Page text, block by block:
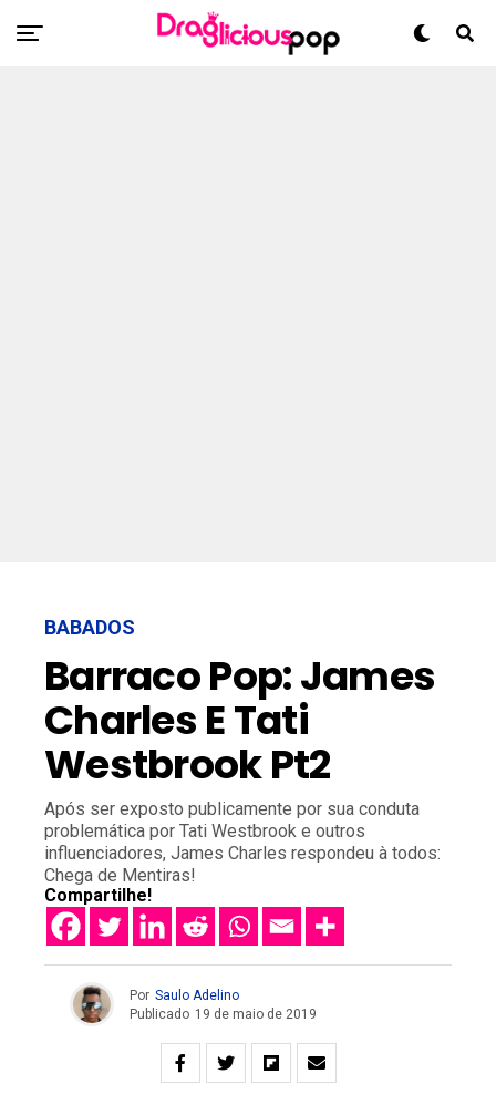
BABADOS
Barraco Pop: James
Charles E Tati
Westbrook Pt2
Após ser exposto publicamente por sua conduta
problemática por Tati Westbrook e outros
influenciadores, James Charles respondeu à todos:
Chega de Mentiras!
Compartilhe!
Por Saulo Adelino
Publicado 19 de maio de 2019